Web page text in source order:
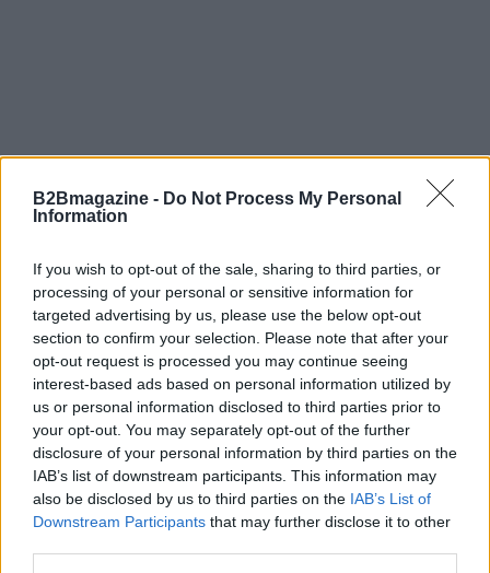
B2Bmagazine - Do Not Process My Personal
Information
If you wish to opt-out of the sale, sharing to third parties, or
processing of your personal or sensitive information for
targeted advertising by us, please use the below opt-out
section to confirm your selection. Please note that after your
opt-out request is processed you may continue seeing
interest-based ads based on personal information utilized by
us or personal information disclosed to third parties prior to
your opt-out. You may separately opt-out of the further
disclosure of your personal information by third parties on the
IAB’s list of downstream participants. This information may
also be disclosed by us to third parties on the IAB’s List of
Downstream Participants that may further disclose it to other
AUTORE
Ilaria Galli ha firmato il desk che ha svelato un
caso amministrativo triestino dopo accessi agli
atti al Municipio, sostenendo la linea editoriale
di rigore documentale. Editor di redazione, ha
un tratto unico: colleziona verbali storici del
Porto Vecchio.